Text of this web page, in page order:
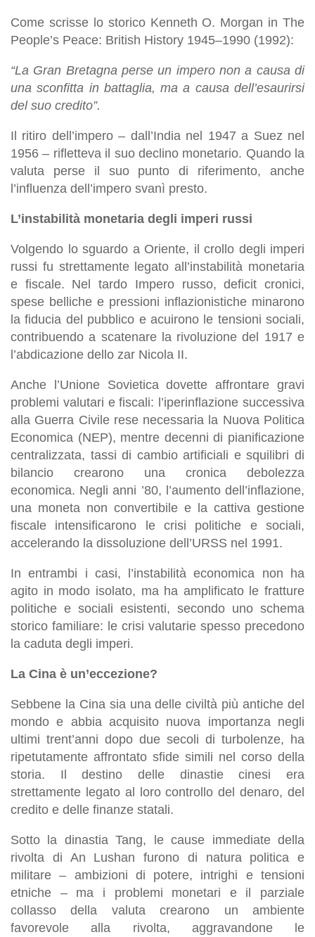
Come scrisse lo storico Kenneth O. Morgan in The
People’s Peace: British History 1945–1990 (1992):
“La Gran Bretagna perse un impero non a causa di
una sconfitta in battaglia, ma a causa dell’esaurirsi
del suo credito”.
Il ritiro dell’impero – dall’India nel 1947 a Suez nel
1956 – rifletteva il suo declino monetario. Quando la
valuta perse il suo punto di riferimento, anche
l’influenza dell’impero svanì presto.
L’instabilità monetaria degli imperi russi
Volgendo lo sguardo a Oriente, il crollo degli imperi
russi fu strettamente legato all’instabilità monetaria
e fiscale. Nel tardo Impero russo, deficit cronici,
spese belliche e pressioni inflazionistiche minarono
la fiducia del pubblico e acuirono le tensioni sociali,
contribuendo a scatenare la rivoluzione del 1917 e
l’abdicazione dello zar Nicola II.
Anche l’Unione Sovietica dovette affrontare gravi
problemi valutari e fiscali: l’iperinflazione successiva
alla Guerra Civile rese necessaria la Nuova Politica
Economica (NEP), mentre decenni di pianificazione
centralizzata, tassi di cambio artificiali e squilibri di
bilancio crearono una cronica debolezza
economica. Negli anni ’80, l’aumento dell’inflazione,
una moneta non convertibile e la cattiva gestione
fiscale intensificarono le crisi politiche e sociali,
accelerando la dissoluzione dell’URSS nel 1991.
In entrambi i casi, l’instabilità economica non ha
agito in modo isolato, ma ha amplificato le fratture
politiche e sociali esistenti, secondo uno schema
storico familiare: le crisi valutarie spesso precedono
la caduta degli imperi.
La Cina è un’eccezione?
Sebbene la Cina sia una delle civiltà più antiche del
mondo e abbia acquisito nuova importanza negli
ultimi trent’anni dopo due secoli di turbolenze, ha
ripetutamente affrontato sfide simili nel corso della
storia. Il destino delle dinastie cinesi era
strettamente legato al loro controllo del denaro, del
credito e delle finanze statali.
Sotto la dinastia Tang, le cause immediate della
rivolta di An Lushan furono di natura politica e
militare – ambizioni di potere, intrighi e tensioni
etniche – ma i problemi monetari e il parziale
collasso della valuta crearono un ambiente
favorevole alla rivolta, aggravandone le